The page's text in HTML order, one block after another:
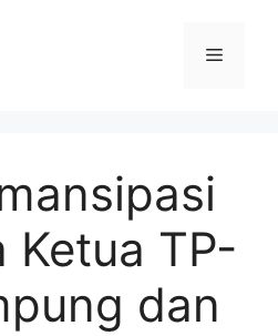
Menu
Ketua TP-
dan